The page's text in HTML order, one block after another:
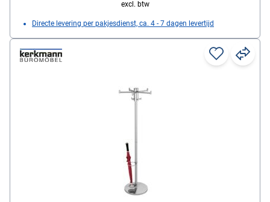
excl. btw
Directe levering per pakjesdienst, ca. 4 - 7 dagen levertijd